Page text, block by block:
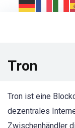
Tron
Tron ist eine
dezentrales
Zwischenhändler